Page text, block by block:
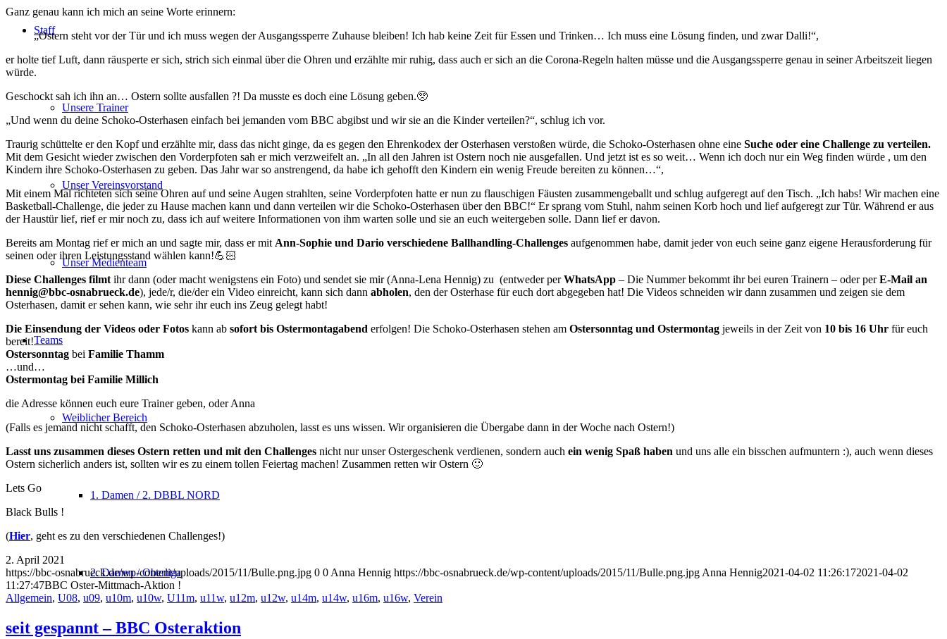
Staff
Unsere Trainer
Unser Vereinsvorstand
Unser Medienteam
Teams
Weiblicher Bereich
1. Damen / 2. DBBL NORD
2. Damen / Oberliga
Ganz genau kann ich mich an seine Worte erinnern:
„Ostern steht vor der Tür und ich muss wegen der Ausgangssperre Zuhause bleiben! Ich hab keine Zeit für Essen und Trinken… Ich muss eine Lösung finden, und zwar Dalli!“,
er holte tief Luft, dann räusperte er sich, strich sich einmal über die Ohren und erzählte mir ruhig, dass auch er sich an die Corona-Regeln halten müsse und die Ausgangssperre genau in seiner Arbeitszeit liegen
würde.
Geschockt sah ich ihn an… Ostern sollte ausfallen ?! Da musste es doch eine Lösung geben.🥺
„Und wenn du deine Schoko-Osterhasen einfach bei jemanden vom BBC abgibst und wir sie an die Kinder verteilen?“, schlug ich vor.
Traurig schüttelte er den Kopf und erzählte mir, dass das nicht ginge, da es gegen den Ehrenkodex der Osterhasen verstoßen würde, die Schoko-Osterhasen ohne eine Suche oder eine Challenge zu verteilen.
Mit dem Gesicht wieder zwischen den Vorderpfoten sah er mich verzweifelt an. „In all den Jahren ist Ostern noch nie ausgefallen. Und jetzt ist es so weit… Wenn ich doch nur ein Weg finden würde , um den
Kindern ihre Schoko-Osterhasen zu geben. Das Jahr war so anstrengend, da habe ich gehofft den Kindern ein wenig Freude bereiten zu können…“,
Mit einem Mal richteten sich seine Ohren auf und seine Augen strahlten, seine Vorderpfoten hatte er nun zu flauschigen Fäusten zusammengeballt und schlug aufgeregt auf den Tisch. „Ich habs! Wir machen eine
Basketball-Challenge, die jeder zu Hause machen kann und dann verteilen wir die Schoko-Osterhasen über den BBC!“ Er sprang vom Stuhl, nahm seinen Korb hoch und lief aufgeregt zur Tür. Während er aus
der Haustür lief, rief er mir noch zu, dass ich auf weitere Informationen von ihm warten solle und sie an euch weitergeben solle. Dann lief er davon.
Bereits am Montag rief er mich an und sagte mir, dass er mit Ann-Sophie und Dario verschiedene Ballhandling-Challenges aufgenommen habe, damit jeder von euch seine ganz eigene Herausforderung für
seinen oder ihren Leistungsstand wählen kann!💪🏻
Diese Challenges filmt ihr dann (oder macht wenigstens ein Foto) und sendet sie mir (Anna-Lena Hennig) zu (entweder perWhatsApp – Die Nummer bekommt ihr bei euren Trainern – oder perE-Mail an
hennig@bbc-osnabrueck.de), jede/r, die/der ein Video einreicht, kann sich dann abholen, den der Osterhase für euch dort abgegeben hat! Die Videos schneiden wir dann zusammen und zeigen sie dem
Osterhasen, damit er sehen kann, wie sehr ihr euch ins Zeug gelegt habt!
Die Einsendung der Videos oder Fotos kann ab sofort bis Ostermontagabend erfolgen! Die Schoko-Osterhasen stehen am Ostersonntag und Ostermontag jeweils in der Zeit von 10 bis 16 Uhr für euch
bereit!
Ostersonntag bei Familie Thamm
…und…
Ostermontag bei Familie Millich
die Adresse können euch eure Trainer geben, oder Anna
(Falls es jemand nicht schafft, den Schoko-Osterhasen abzuholen, lasst es uns wissen. Wir organisieren die Übergabe dann in der Woche nach Ostern!)
Lasst uns zusammen dieses Ostern retten und mit den Challenges nicht nur unser Ostergeschenk verdienen, sondern auch ein wenig Spaß haben und uns alle ein bisschen aufmuntern :), auch wenn dieses
Ostern sicherlich anders ist, sollten wir es zu einem tollen Feiertag machen! Zusammen retten wir Ostern 🙂
Lets Go
Black Bulls !
(Hier, geht es zu den verschiedenen Challenges!)
2. April 2021
https://bbc-osnabrueck.de/wp-content/uploads/2015/11/Bulle.png.jpg 0 0 Anna Hennig https://bbc-osnabrueck.de/wp-content/uploads/2015/11/Bulle.png.jpg Anna Hennig2021-04-02 11:26:172021-04-02
11:27:47BBC Oster-Mittmach-Aktion !
Allgemein, U08, u09, u10m, u10w, U11m, u11w, u12m, u12w, u14m, u14w, u16m, u16w, Verein
seit gespannt – BBC Osteraktion